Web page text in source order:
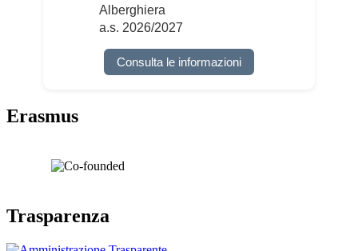
Alberghiera
a.s. 2026/2027
Consulta le informazioni
Erasmus
Trasparenza